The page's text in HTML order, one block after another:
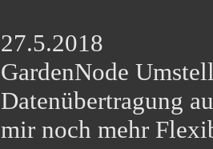
27.5.2018
GardenNode
Datenübertragung
mir noch mehr